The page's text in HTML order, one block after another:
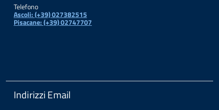
Telefono
Ascoli: (+39) 027382515
Pisacane: (+39) 02747707
Indirizzi Email